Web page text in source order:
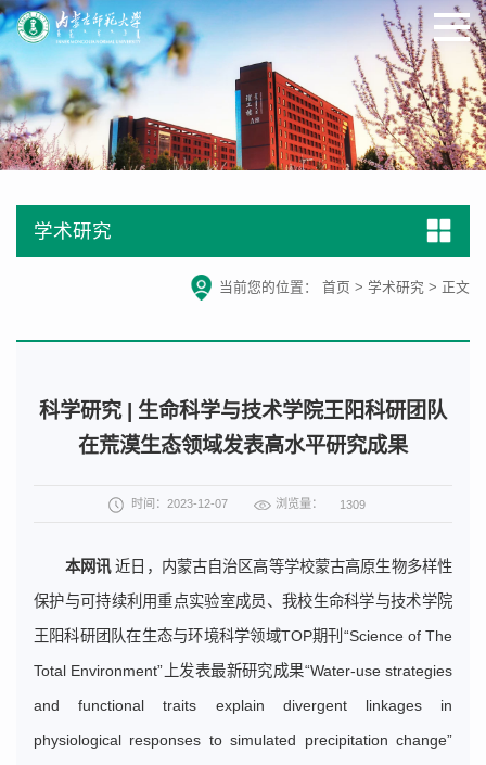
学术研究
当前您的位置： 首页 > 学术研究 > 正文
科学研究 | 生命科学与技术学院王阳科研团队
在荒漠生态领域发表高水平研究成果
时间：2023-12-07 浏览量： 1309
本网讯近日，内蒙古自治区高等学校蒙古高原生物多样性
保护与可持续利用重点实验室成员、我校生命科学与技术学院
王阳科研团队在生态与环境科学领域TOP期刊“Science of The
Total Environment”上发表最新研究成果“Water-use strategies
and functional traits explain divergent linkages in
physiological responses to simulated precipitation change”